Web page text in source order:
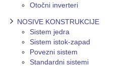
Otočni inverteri
NOSIVE KONSTRUKCIJE
Sistem jedra
Sistem istok-zapad
Povezni sistem
Standardni sistemi